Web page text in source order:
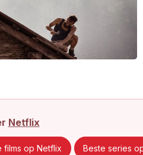
Netflix
films op Netflix Beste series